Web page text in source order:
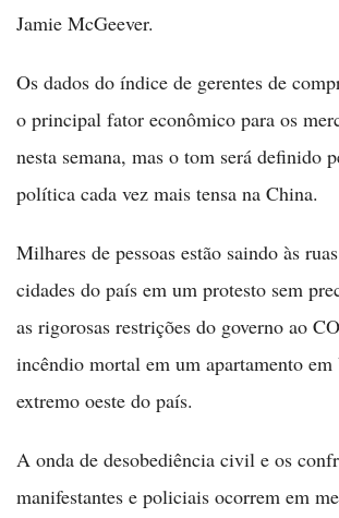
Jamie McGeever.
Os dados do índice de gerentes de
o principal fator econômico para os
nesta semana, mas o tom será definido
política cada vez mais tensa na China.
Milhares de pessoas estão saindo às
cidades do país em um protesto sem
as rigorosas restrições do governo ao
incêndio mortal em um apartamento
extremo oeste do país.
A onda de desobediência civil e os
manifestantes e policiais ocorrem em